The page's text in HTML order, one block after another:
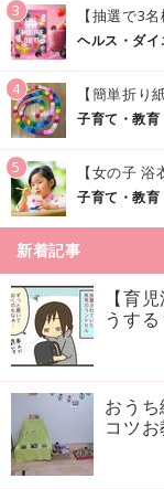
3
ヘルス・ダイ
4
子育て・教育
5
子育て・教育
新着記事
【育
うする
おう
コツ